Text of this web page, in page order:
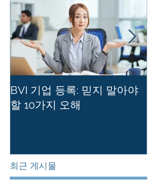
BVI 기업 등록: 믿지 말아야
할 10가지 오해
최근 게시물